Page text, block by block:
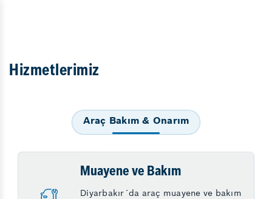
Hizmetlerimiz
Araç Bakım & Onarım
Muayene ve Bakım
Diyarbakır´da araç muayene ve bakım